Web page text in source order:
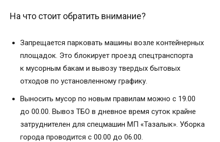
На что стоит обратить внимание?
Запрещается парковать машины возле контейнерных
площадок. Это блокирует проезд спецтранспорта
к мусорным бакам и вывозу твердых бытовых
отходов по установленному графику.
Выносить мусор по новым правилам можно с 19.00
до 00.00. Вывоз ТБО в дневное время суток крайне
затруднителен для спецмашин МП «Тазалык». Уборка
города проводится с 00.00 до 06.00.